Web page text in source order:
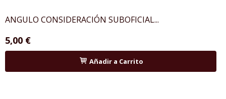
ANGULO CONSIDERACIÓN SUBOFICIAL...
5,00 €
Añadir a Carrito